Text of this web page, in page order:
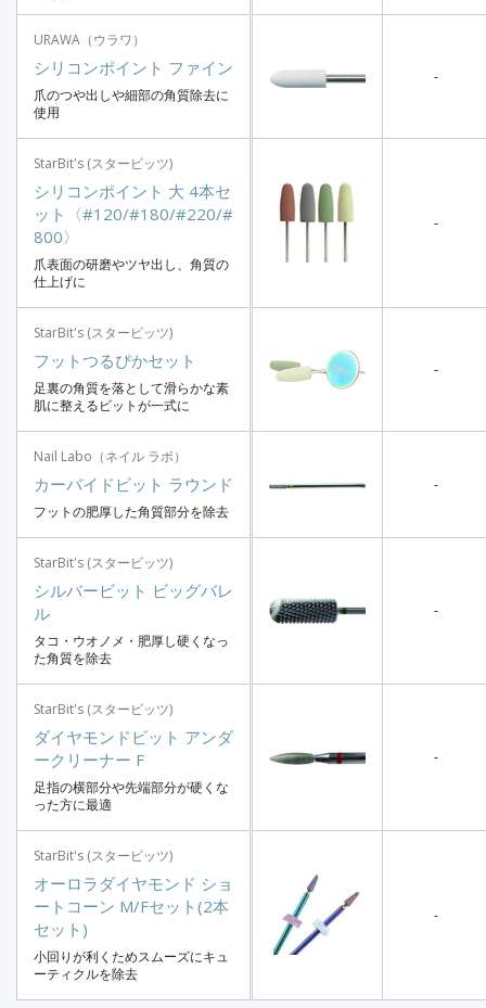
URAWA（ウラワ）
シリコンポイント ファイン
爪のつや出しや細部の角質除去に
使用
StarBit's (スタービッツ)
シリコンポイント 大 4本セ
ット〈#120/#180/#220/#
800〉
爪表面の研磨やツヤ出し、角質の
仕上げに
StarBit's (スタービッツ)
フットつるぴかセット
足裏の角質を落として滑らかな素
肌に整えるビットが一式に
Nail Labo（ネイル ラボ）
カーバイドビット ラウンド
フットの肥厚した角質部分を除去
StarBit's (スタービッツ)
シルバービット ビッグバレ
ル
タコ・ウオノメ・肥厚し硬くなっ
た角質を除去
StarBit's (スタービッツ)
ダイヤモンドビット アンダ
ークリーナー F
足指の横部分や先端部分が硬くな
った方に最適
StarBit's (スタービッツ)
オーロラダイヤモンド ショ
ートコーン M/Fセット(2本
セット)
小回りが利くためスムーズにキュ
ーティクルを除去
-
-
-
-
-
-
-